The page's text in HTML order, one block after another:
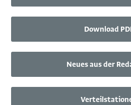
Download
Neues aus der